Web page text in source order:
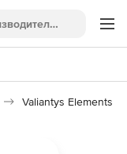
Valiantys Elements